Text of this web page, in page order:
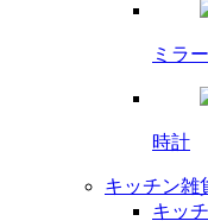
ミラー
時計
キッチン雑
キッ